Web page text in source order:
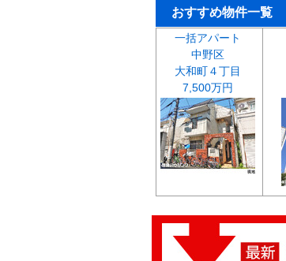
おすすめ物件一覧
一括アパート
中野区
大和町４丁目
7,500万円